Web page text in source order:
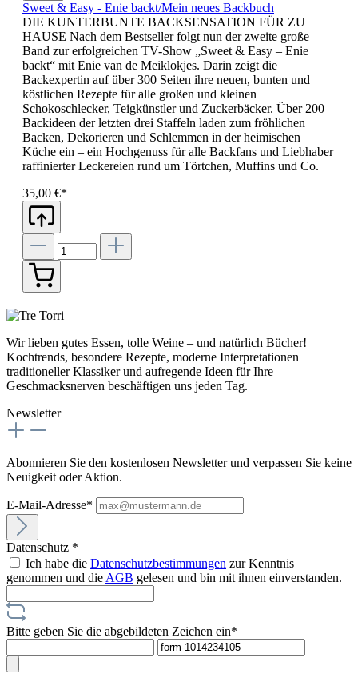
Sweet & Easy - Enie backt/Mein neues Backbuch
DIE KUNTERBUNTE BACKSENSATION FÜR ZU
HAUSE Nach dem Bestseller folgt nun der zweite große
Band zur erfolgreichen TV-Show „Sweet & Easy – Enie
backt“ mit Enie van de Meiklokjes. Darin zeigt die
Backexpertin auf über 300 Seiten ihre neuen, bunten und
köstlichen Rezepte für alle großen und kleinen
Schokoschlecker, Teigkünstler und Zuckerbäcker. Über 200
Backideen der letzten drei Staffeln laden zum fröhlichen
Backen, Dekorieren und Schlemmen in der heimischen
Küche ein – ein Hochgenuss für alle Backfans und Liebhaber
raffinierter Leckereien rund um Törtchen, Muffins und Co.
35,00 €*
Wir lieben gutes Essen, tolle Weine – und natürlich Bücher!
Kochtrends, besondere Rezepte, moderne Interpretationen
traditioneller Klassiker und aufregende Ideen für Ihre
Geschmacksnerven beschäftigen uns jeden Tag.
Newsletter
Abonnieren Sie den kostenlosen Newsletter und verpassen Sie keine
Neuigkeit oder Aktion.
E-Mail-Adresse*
Datenschutz *
Ich habe die Datenschutzbestimmungen zur Kenntnis
genommen und dieAGB gelesen und bin mit ihnen einverstanden.
Bitte geben Sie die abgebildeten Zeichen ein*